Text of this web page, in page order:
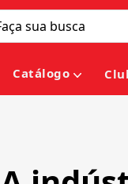
Catálogo